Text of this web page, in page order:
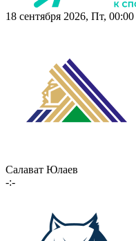
18 сентября 2026, Пт, 00:00
Салават Юлаев
-:-